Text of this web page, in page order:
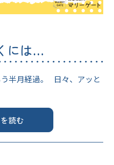
には…
半月経過。 日々、アッと
読む